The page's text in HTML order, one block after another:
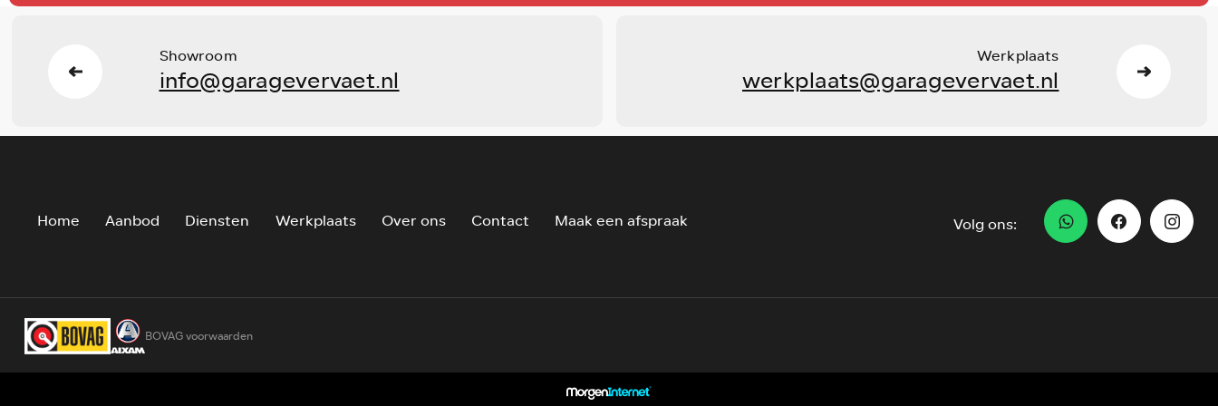
Showroom
info@garagevervaet.nl
Werkplaats
werkplaats@garagevervaet.nl
Home Aanbod Diensten Werkplaats Over ons Contact Maak een afspraak Volg ons:
BOVAG voorwaarden